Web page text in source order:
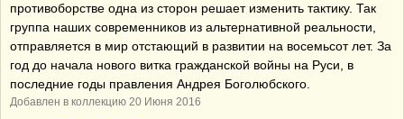
противоборстве одна из сторон решает изменить тактику. Так
группа наших современников из альтернативной реальности,
отправляется в мир отстающий в развитии на восемьсот лет. За
год до начала нового витка гражданской войны на Руси, в
последние годы правления Андрея Боголюбского.
Добавлен в коллекцию 20 Июня 2016